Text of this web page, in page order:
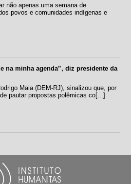
não apenas uma semana de
povos e comunidades indígenas e
na minha agenda”, diz presidente da
Maia (DEM-RJ), sinalizou que, por
pautar propostas polêmicas co[...]